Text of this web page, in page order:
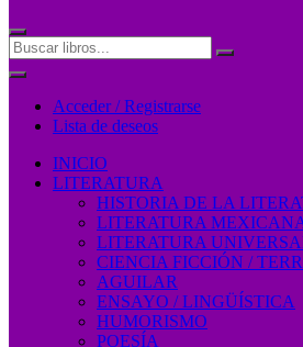
Acceder / Registrarse
Lista de deseos
INICIO
LITERATURA
HISTORIA DE LA
LITERATURA
LITERATURA
CIENCIA FICCIÓN /
AGUILAR
ENSAYO / LINGÜÍSTICA
HUMORISMO
POESÍA